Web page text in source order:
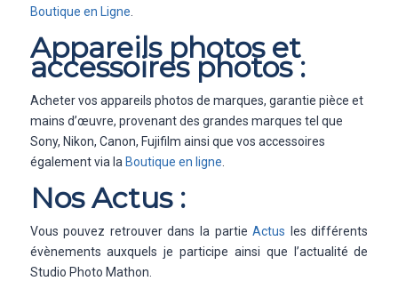
Boutique en Ligne.
Appareils photos et
accessoires photos :
Acheter vos appareils photos de marques, garantie pièce et
mains d’œuvre, provenant des grandes marques tel que
Sony, Nikon, Canon, Fujifilm ainsi que vos accessoires
également via la Boutique en ligne
Nos Actus :
Vous pouvez retrouver dans la partieActus les différents
évènements auxquels je participe ainsi que l’actualité de
Studio Photo Mathon.